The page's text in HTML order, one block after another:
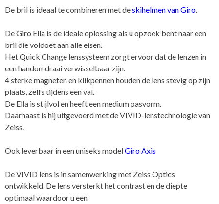
De bril is ideaal te combineren met deskihelmen van Giro.
De Giro Ella is de ideale oplossing als u opzoek bent naar een
bril die voldoet aan alle eisen.
Het Quick Change lenssysteem zorgt ervoor dat de lenzen in
een handomdraai verwisselbaar zijn.
4 sterke magneten en klikpennen houden de lens stevig op zijn
plaats, zelfs tijdens een val.
De Ella is stijlvol en heeft een medium pasvorm.
Daarnaast is hij uitgevoerd met de VIVID-lenstechnologie van
Zeiss.
Ook leverbaar in een uniseks modelGiro Axis
De VIVID lens is in samenwerking met Zeiss Optics
ontwikkeld. De lens versterkt het contrast en de diepte
optimaal waardoor u een